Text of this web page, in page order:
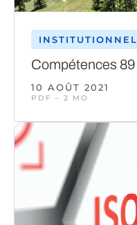
INSTITUTIONNEL
Compétences 89
10 AOÛT 2021
PDF – 2 MO